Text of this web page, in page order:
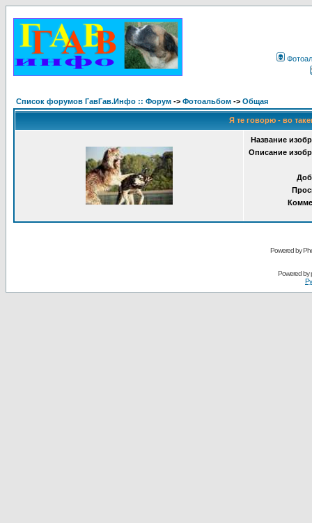
Список форумов ГавГав.Инфо :: Форум -> Фотоальбом -> Общая
Я те говорю - во
Название
Описание
Powered by
Powered by